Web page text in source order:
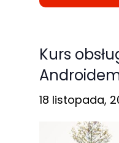
Kurs
18 listopada,
Te pliki cookie
nie są
opcjonalne. Są
one potrzebne
funkcjonowania